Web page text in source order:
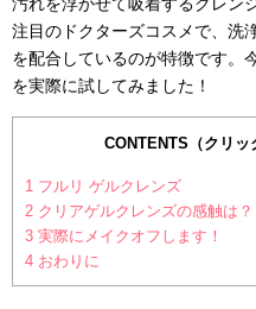
注目のドクターズコスメで、洗
を配合しているのが特徴です。
を実際に試してみました！
CONTENTS（クリッ
1 フルリ ゲルクレンズ
2 クリアゲルクレンズの感触は？
3 実際にメイクオフします！
4 おわりに